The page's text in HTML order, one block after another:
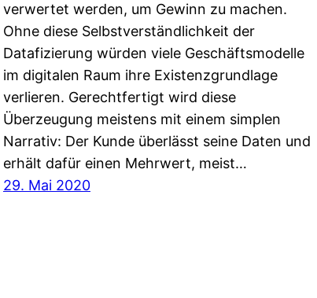
verwertet werden, um Gewinn zu machen.
Ohne diese Selbstverständlichkeit der
Datafizierung würden viele Geschäftsmodelle
im digitalen Raum ihre Existenzgrundlage
verlieren. Gerechtfertigt wird diese
Überzeugung meistens mit einem simplen
Narrativ: Der Kunde überlässt seine Daten und
erhält dafür einen Mehrwert, meist…
29. Mai 2020